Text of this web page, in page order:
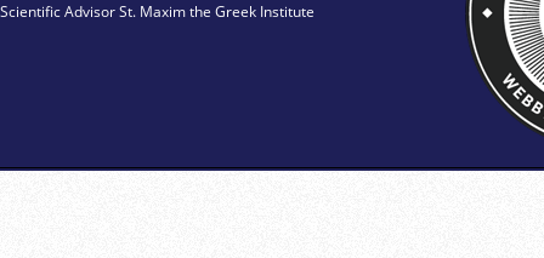
Scientific Advisor St. Maxim the Greek Institute